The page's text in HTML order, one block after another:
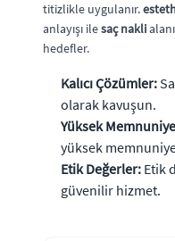
titizlikle uygulanır.
anlayışı ilesaç nakli
hedefler.
Kalıcı Çözümler:
olarak kavuşun.
Yüksek
yüksek
Etik Değerler: Etik
güvenilir hizmet.